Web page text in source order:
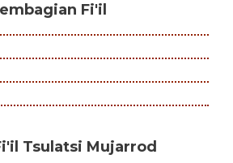
Fi'il
Tsulatsi Mujarrod